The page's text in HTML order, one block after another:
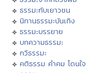
ธรรมะกับเยาวชน
นิทานธรรมะบันเทิง
ธรรมะบรรยาย
บทความธรรมะ
กวีธรรมะ
คติธรรม คำคม โดนใจ